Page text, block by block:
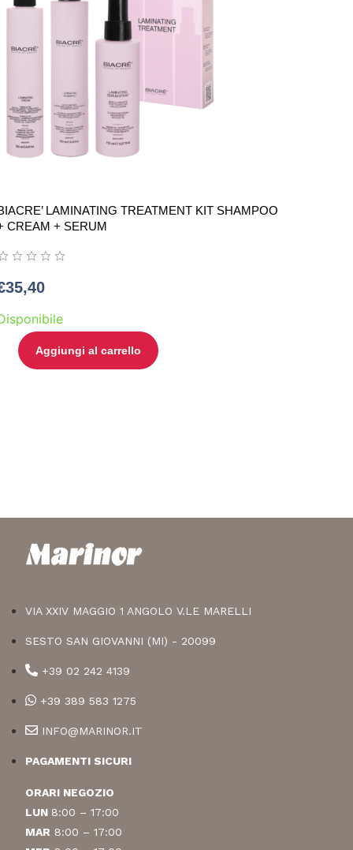
LAMINATING TREATMENT KIT SHAMPOO
CREAM + SERUM
35,40
Aggiungi al carrello
VIA XXIV MAGGIO 1 ANGOLO V.LE MARELLI
SESTO SAN GIOVANNI (MI) - 20099
+39 02 242 4139
+39 389 583 1275
INFO@MARINOR.IT
PAGAMENTI SICURI
ORARI NEGOZIO
LUN 8:00 – 17:00
MAR 8:00 – 17:00